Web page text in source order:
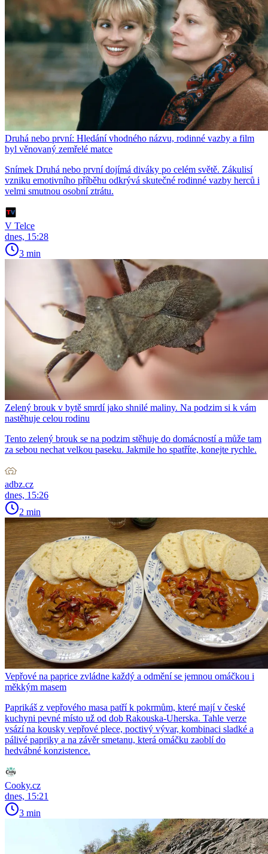
Druhá nebo první: Hledání vhodného názvu, rodinné vazby a film
byl věnovaný zemřelé matce
Snímek Druhá nebo první dojímá diváky po celém světě. Zákulisí
vzniku emotivního příběhu odkrývá skutečné rodinné vazby herců i
velmi smutnou osobní ztrátu.
V Telce
dnes, 15:28
3 min
Zelený brouk v bytě smrdí jako shnilé maliny. Na podzim si k vám
nastěhuje celou rodinu
Tento zelený brouk se na podzim stěhuje do domácností a může tam
za sebou nechat velkou paseku. Jakmile ho spatříte, konejte rychle.
adbz.cz
dnes, 15:26
2 min
Vepřové na paprice zvládne každý a odmění se jemnou omáčkou i
měkkým masem
Paprikáš z vepřového masa patří k pokrmům, které mají v české
kuchyni pevné místo už od dob Rakouska-Uherska. Tahle verze
vsází na kousky vepřové plece, poctivý vývar, kombinaci sladké a
pálivé papriky a na závěr smetanu, která omáčku zaoblí do
hedvábné konzistence.
Cooky.cz
dnes, 15:21
3 min